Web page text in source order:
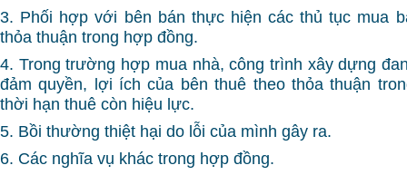
3. Phối hợp với bên bán thực hiện các thủ tục mua
thỏa thuận trong hợp đồng.
4. Trong trường hợp mua nhà, công trình xây dựng
đảm quyền, lợi ích của bên thuê theo thỏa thuận
thời hạn thuê còn hiệu lực.
5. Bồi thường thiệt hại do lỗi của mình gây ra.
6. Các nghĩa vụ khác trong hợp đồng.